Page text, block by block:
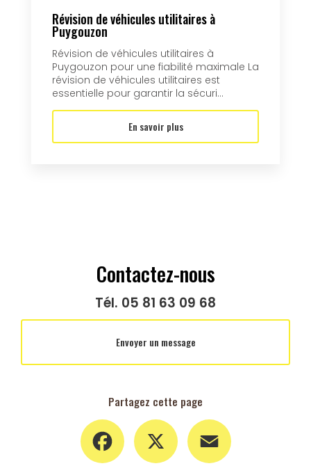
Révision de véhicules utilitaires à
Puygouzon
Révision de véhicules utilitaires à
Puygouzon pour une fiabilité maximale La
révision de véhicules utilitaires est
essentielle pour garantir la sécuri...
En savoir plus
Contactez-nous
Tél. 05 81 63 09 68
Envoyer un message
Partagez cette page
Facebook